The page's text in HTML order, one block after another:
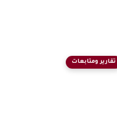
تقارير ومتابعات